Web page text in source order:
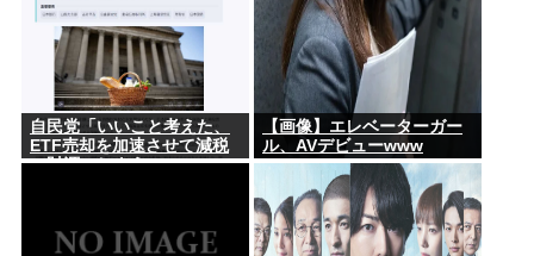
自民党「いいこと考えた、
ETF売却を加速させて減税
の財源にしよう」
【画像】エレベーターガー
ル、AVデビューwww